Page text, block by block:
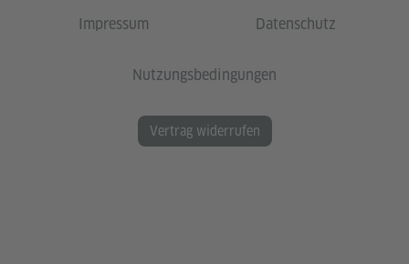
Impressum Datenschutz
Nutzungsbedingungen
Vertrag widerrufen